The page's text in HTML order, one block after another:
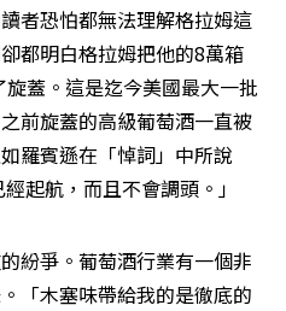
者恐怕都無法理解格拉姆這
都明白格拉姆把他的8萬箱
蓋。這是迄今美國最大一批
前旋蓋的高級葡萄酒一直被
羅賓遜在「悼詞」中所說
起航，而且不會調頭。」
紛爭。葡萄酒行業有一個非
「木塞味帶給我的是徹底的